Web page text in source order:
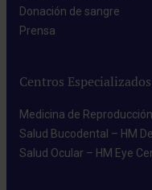
Donación de sangre​
Prensa​
Centros Especializados
Medicina de
Salud Bucodental – HM
Salud Ocular – HM Eye